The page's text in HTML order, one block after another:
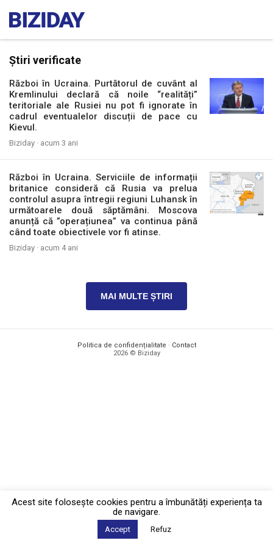
Știri verificate
Război în Ucraina. Purtătorul de cuvânt al
Kremlinului declară că noile “realități”
teritoriale ale Rusiei nu pot fi ignorate în
cadrul eventualelor discuții de pace cu
Kievul.
Biziday · acum 3 ani
Război în Ucraina. Serviciile de informații
britanice consideră că Rusia va prelua
controlul asupra întregii regiuni Luhansk în
următoarele două săptămâni. Moscova
anunță că ”operațiunea” va continua până
când toate obiectivele vor fi atinse.
Biziday · acum 4 ani
MAI MULTE ȘTIRI
Politica de confidențialitate · Contact
2026 © Biziday
Acest site foloseşte cookies pentru a îmbunătăți experiența ta
de navigare.
Accept Refuz